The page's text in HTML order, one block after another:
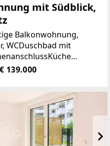
mit Südblick,
Balkonwohnung,
WCDuschbad mit
mit
nach
€ 139.000